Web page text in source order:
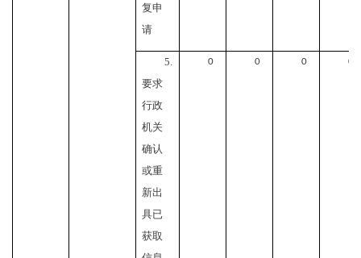
复申
请
5.
要求
行政
机关
确认
或重
新出
具已
获取
0 0 0 0